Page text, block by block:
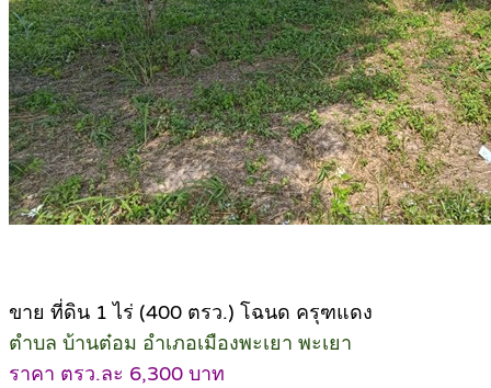
ขาย ที่ดิน 1 ไร่ (400 ตรว.) โฉนด ครุฑแดง
ตำบล บ้านต๋อม อำเภอเมืองพะเยา พะเยา
ราคา ตรว.ละ 6,300 บาท